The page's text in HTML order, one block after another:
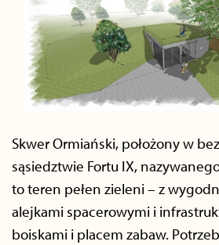
Skwer Ormiański, położony w
sąsiedztwie Fortu IX,
to teren pełen zieleni – z
alejkami spacerowymi i
boiskami i placem zabaw.